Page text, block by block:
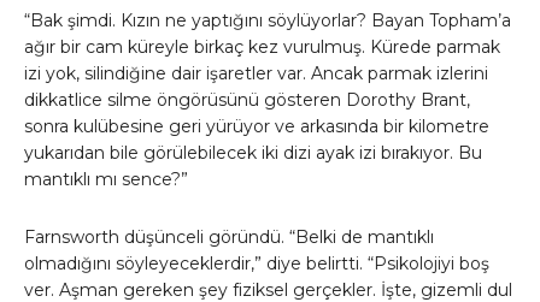
“Bak şimdi. Kızın ne yaptığını söylüyorlar? Bayan Topham’a
ağır bir cam küreyle birkaç kez vurulmuş. Kürede parmak
izi yok, silindiğine dair işaretler var. Ancak parmak izlerini
dikkatlice silme öngörüsünü gösteren Dorothy Brant,
sonra kulübesine geri yürüyor ve arkasında bir kilometre
yukarıdan bile görülebilecek iki dizi ayak izi bırakıyor. Bu
mantıklı mı sence?”
Farnsworth düşünceli göründü. “Belki de mantıklı
olmadığını söyleyeceklerdir,” diye belirtti. “Psikolojiyi boş
ver. Aşman gereken şey fiziksel gerçekler. İşte, gizemli dul